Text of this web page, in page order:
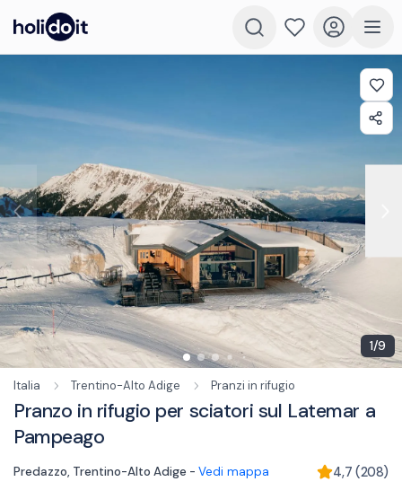
1/9
Italia Trentino-Alto Adige Pranzi in rifugio
Pranzo in rifugio per sciatori sul Latemar a
Pampeago
Predazzo, Trentino-Alto Adige - Vedi mappa 4,7 (208)